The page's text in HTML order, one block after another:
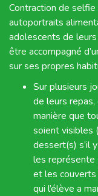
Contraction de
autoportraits
adolescents de
être accompagné
sur ses propres
Sur plusieurs
de leurs
manière que
soient visibles
dessert(s) s’il
les représente
et les couverts
qui l’élève a